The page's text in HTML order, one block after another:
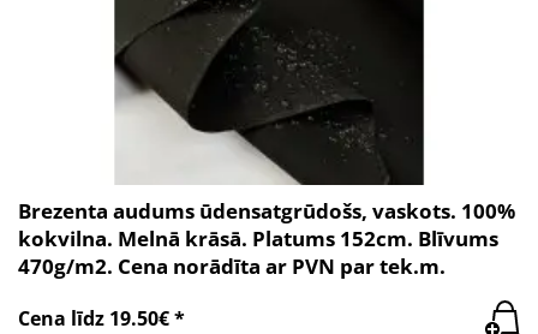
Brezenta audums ūdensatgrūdošs, vaskots. 100%
kokvilna. Melnā krāsā. Platums 152cm. Blīvums
470g/m2. Cena norādīta ar PVN par tek.m.
Cena līdz 19.50€ *